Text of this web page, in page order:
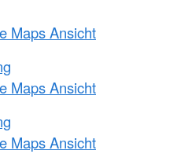
Maps Ansicht
Maps Ansicht
Maps Ansicht